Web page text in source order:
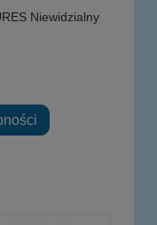
Niewidzialny